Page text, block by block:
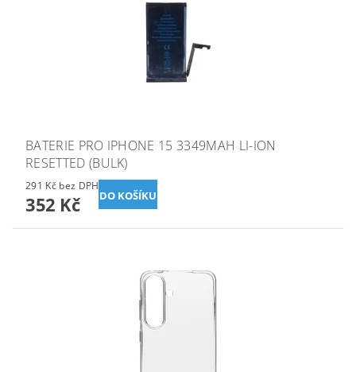
BATERIE PRO IPHONE 15 3349MAH LI-ION
RESETTED (BULK)
291 Kč bez DPH
352 Kč